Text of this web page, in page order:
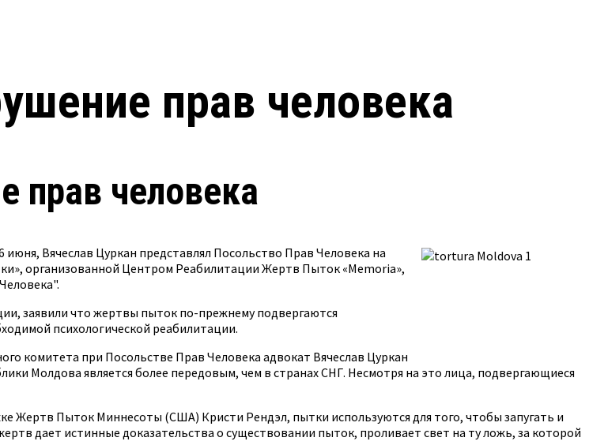
прав человека
прав человека
Вячеслав Цуркан представлял Посольство Прав Человека на
организованной Центром Реабилитации Жертв Пыток «Memoria»,
заявили что жертвы пыток по-прежнему подвергаются
психологической реабилитации.
комитета при Посольстве Прав Человека адвокат Вячеслав Цуркан
Молдова является более передовым, чем в странах СНГ. Несмотря на это лица, подвергающиеся
Жертв Пыток Миннесоты (США) Кристи Рендэл, пытки используются для того, чтобы запугать и
дает истинные доказательства о существовании пыток, проливает свет на ту ложь, за которой